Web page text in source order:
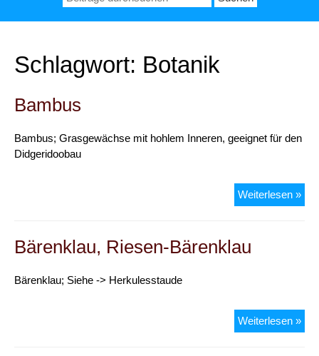
nach:
Schlagwort: Botanik
Bambus
Bambus; Grasgewächse mit hohlem Inneren, geeignet für den
Didgeridoobau
Weiterlesen »
Bärenklau, Riesen-Bärenklau
Bärenklau; Siehe -> Herkulesstaude
Weiterlesen »